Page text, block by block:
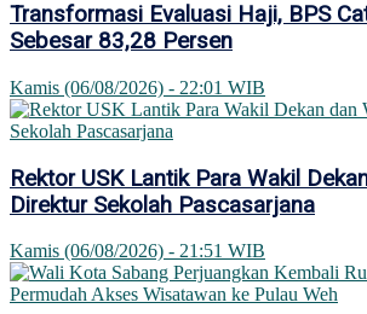
Transformasi Evaluasi Haji, BPS
Sebesar 83,28 Persen
Kamis (06/08/2026) - 22:01 WIB
Rektor USK Lantik Para Wakil
Direktur Sekolah Pascasarjana
Kamis (06/08/2026) - 21:51 WIB